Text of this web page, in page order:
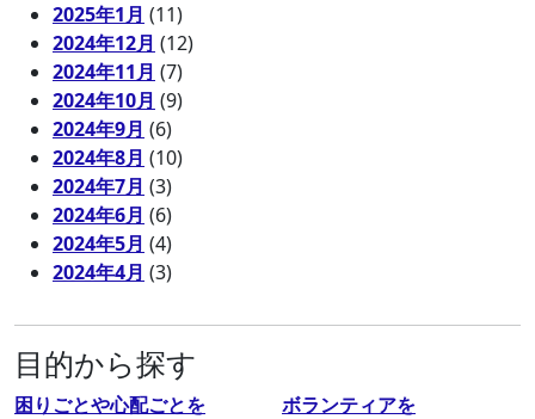
2025年1月 (11)
2024年12月 (12)
2024年11月 (7)
2024年10月 (9)
2024年9月 (6)
2024年8月 (10)
2024年7月 (3)
2024年6月 (6)
2024年5月 (4)
2024年4月 (3)
目的から探す
困りごとや心配ごとを
ボランティアを